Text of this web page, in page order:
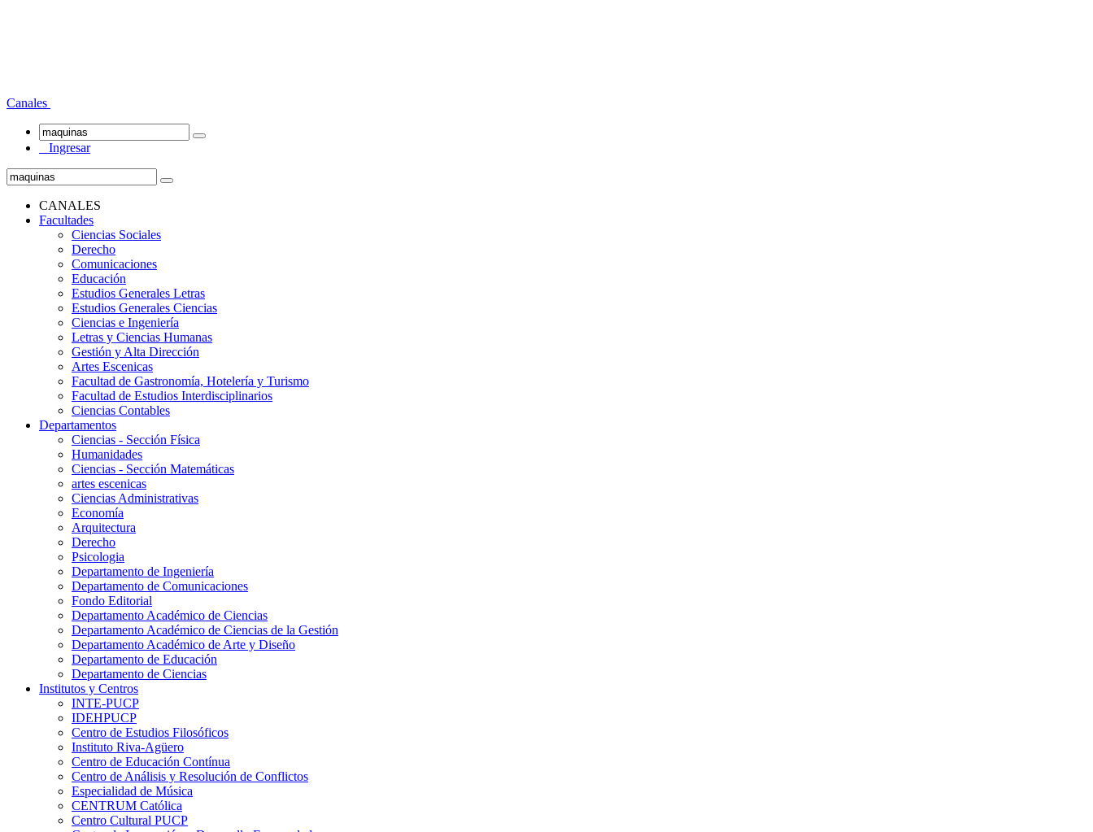
Canales
Ingresar
CANALES
Facultades
Ciencias Sociales
Derecho
Comunicaciones
Educación
Estudios Generales Letras
Estudios Generales Ciencias
Ciencias e Ingeniería
Letras y Ciencias Humanas
Gestión y Alta Dirección
Artes Escenicas
Facultad de Gastronomía, Hotelería y Turismo
Facultad de Estudios Interdisciplinarios
Ciencias Contables
Departamentos
Ciencias - Sección Física
Humanidades
Ciencias - Sección Matemáticas
artes escenicas
Ciencias Administrativas
Economía
Arquitectura
Derecho
Psicologia
Departamento de Ingeniería
Departamento de Comunicaciones
Fondo Editorial
Departamento Académico de Ciencias
Departamento Académico de Ciencias de la Gestión
Departamento Académico de Arte y Diseño
Departamento de Educación
Departamento de Ciencias
Institutos y Centros
INTE-PUCP
IDEHPUCP
Centro de Estudios Filosóficos
Instituto Riva-Agüero
Centro de Educación Contínua
Centro de Análisis y Resolución de Conflictos
Especialidad de Música
CENTRUM Católica
Centro Cultural PUCP